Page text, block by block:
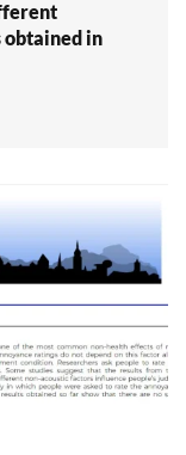
obtained in